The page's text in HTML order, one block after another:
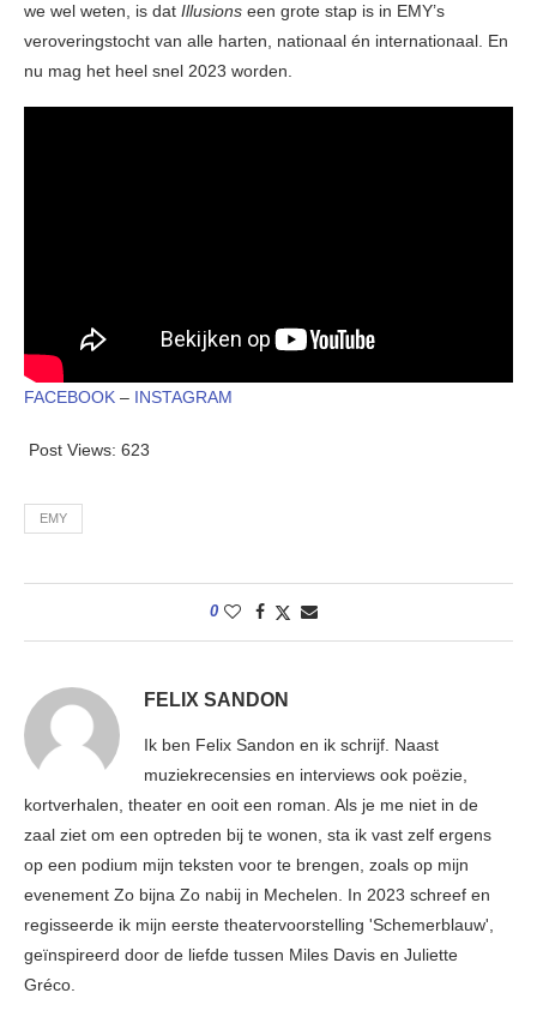
we wel weten, is dat Illusions een grote stap is in EMY’s
veroveringstocht van alle harten, nationaal én internationaal. En
nu mag het heel snel 2023 worden.
FACEBOOK – INSTAGRAM
Post Views: 623
EMY
0
FELIX SANDON
Ik ben Felix Sandon en ik schrijf. Naast
muziekrecensies en interviews ook poëzie,
kortverhalen, theater en ooit een roman. Als je me niet in de
zaal ziet om een optreden bij te wonen, sta ik vast zelf ergens
op een podium mijn teksten voor te brengen, zoals op mijn
evenement Zo bijna Zo nabij in Mechelen. In 2023 schreef en
regisseerde ik mijn eerste theatervoorstelling 'Schemerblauw',
geïnspireerd door de liefde tussen Miles Davis en Juliette
Gréco.